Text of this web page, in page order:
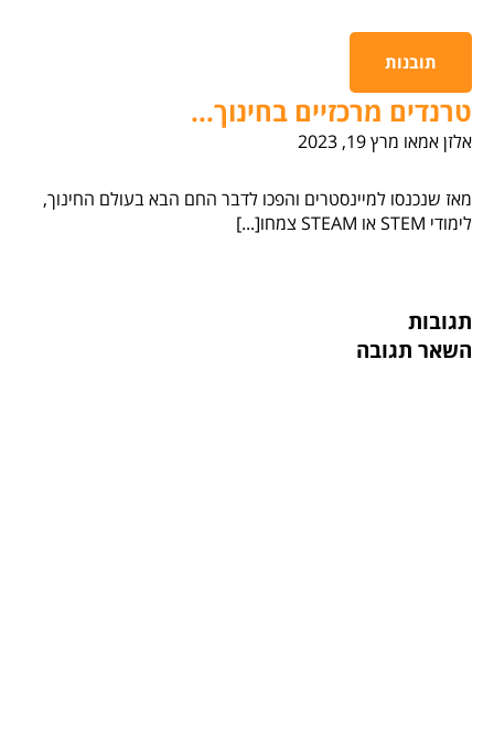
תובנות
טרנדים מרכזיים בחינוך...
אלזן אמאו מרץ 19, 2023
מאז שנכנסו למיינסטרים והפכו לדבר החם הבא בעולם החינוך,
לימודי STEM או STEAM צמחו[...]
תגובות
השאר תגובה